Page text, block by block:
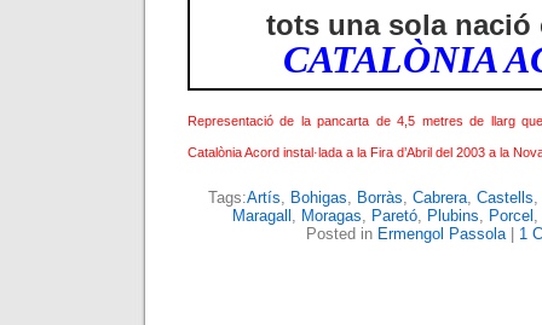
tots una sola nació
CATALÒNIA
Representació de la pancarta de 4,5 metres de llarg
Catalònia Acord instal·lada a la Fira d’Abril del 2003 a la
Tags:Artís, Bohigas, Borràs, Cabrera, Castells,
Maragall , Moragas, Paretó, Plubins, Porcel ,
Posted in Ermengol Passola| 1